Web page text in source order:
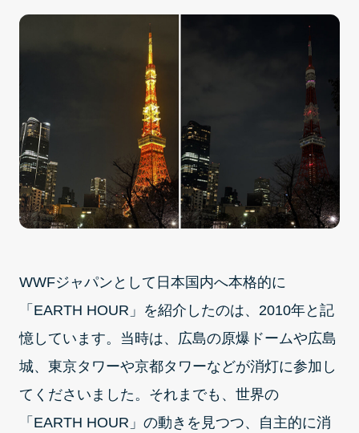
WWFジャパンとして日本国内へ本格的に
「EARTH HOUR」を紹介したのは、2010年と記
憶しています。当時は、広島の原爆ドームや広島
城、東京タワーや京都タワーなどが消灯に参加し
てくださいました。それまでも、世界の
「EARTH HOUR」の動きを見つつ、自主的に消